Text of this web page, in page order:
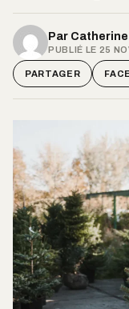
Par Catherine
PUBLIÉ LE 25
PARTAGER